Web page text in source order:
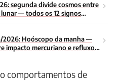
segunda divide cosmos entre
— todos os 12 signos
2026: Hoóscopo da manha —
impacto mercuriano e refluxo
comportamentos de